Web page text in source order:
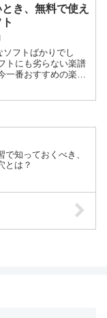
き、無料で使え
フトばかりでし
トにも劣らない楽譜
一番おすすめの楽譜
で知っておくべき、
とは？